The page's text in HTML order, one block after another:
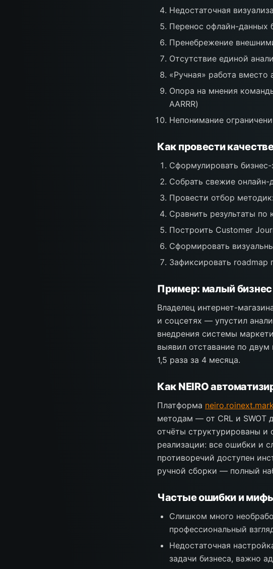
Недостаточная
Перенос офлайн-данных
Пренебрежение
Отсутствие единой
«Ручная» работа
Опора на мнения
AARRR)
Непонимание
Как провести
Сформулировать
Собрать свежие онлайн-
Провести отбор
Сравнить результаты по
Построить Customer
Сформировать
Зафиксировать roadmap
Пример: малый
Владелец интернет-
и соцсетях — упустил
внедрения системы
выявил отставание по
1,5 раза за 4 месяца.
Как NEIRO
Платформа
методам — от CRL и SWOT
отчёты структурированы и
реализации: все ошибки и
противоречий доступен
ручной сборки — полный
Частые ошибки и мифы
Слишком много
профессиональный
Недостаточная
задачи бизнеса, важно